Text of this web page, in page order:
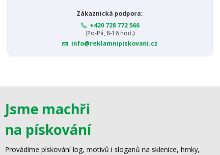
Zákaznická podpora:
+420 728 772 566
(Po-Pá, 8-16 hod.)
info@reklamnipiskovani.cz
Jsme machři
na pískování
Provádíme pískování log, motivů i sloganů na sklenice, hrnky,